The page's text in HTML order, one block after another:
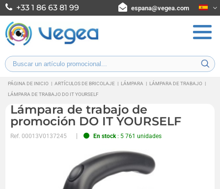
+33 1 86 63 81 99 espana@vegea.com
PÁGINA DE INICIO | ARTÍCULOS DE BRICOLAJE | LÁMPARA | LÁMPARA DE TRABAJO |
LÁMPARA DE TRABAJO DO IT YOURSELF
Lámpara de trabajo de
promoción DO IT YOURSELF
Ref.00013V0137245 En stock: 5 761 unidades